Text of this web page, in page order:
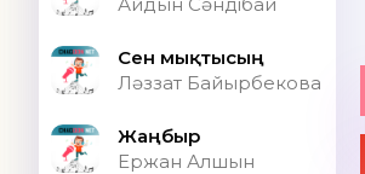
Сен мықтысың
Ләззат Байырбекова
Жаңбыр
Ержан Алшын